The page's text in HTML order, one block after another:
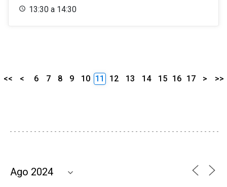
13:30 a 14:30
<< < 6 7 8 9 10 11 12 13 14 15 16 17 > >>